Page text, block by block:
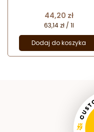
Cena
44,20 zł
63,14 zł / 1l
Dodaj do koszyka